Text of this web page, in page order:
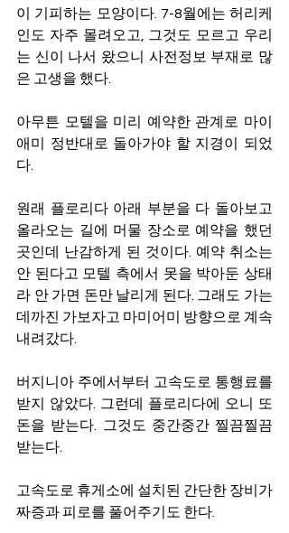
이 기피하는 모양이다. 7-8월에는 허리케
인도 자주 몰려오고, 그것도 모르고 우리
는 신이 나서 왔으니 사전정보 부재로 많
은 고생을 했다.
아무튼 모텔을 미리 예약한 관계로 마이
애미 정반대로 돌아가야 할 지경이 되었
다.
원래 플로리다 아래 부분을 다 돌아보고
올라오는 길에 머물 장소로 예약을 했던
곳인데 난감하게 된 것이다. 예약 취소는
안 된다고 모텔 측에서 못을 박아둔 상태
라 안 가면 돈만 날리게 된다. 그래도 가는
데까진 가보자고 마미어미 방향으로 계속
내려갔다.
버지니아 주에서부터 고속도로 통행료를
받지 않았다. 그런데 플로리다에 오니 또
돈을 받는다. 그것도 중간중간 찔끔찔끔
받는다.
고속도로 휴게소에 설치된 간단한 장비가
짜증과 피로를 풀어주기도 한다.